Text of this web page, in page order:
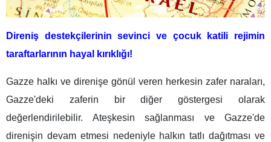
Direniş destekçilerinin sevinci ve çocuk katili rejimin
taraftarlarının hayal kırıklığı!
Gazze halkı ve direnişe gönül veren herkesin zafer naraları,
Gazze'deki zaferin bir diğer göstergesi olarak
değerlendirilebilir. Ateşkesin sağlanması ve Gazze'de
direnişin devam etmesi nedeniyle halkın tatlı dağıtması ve